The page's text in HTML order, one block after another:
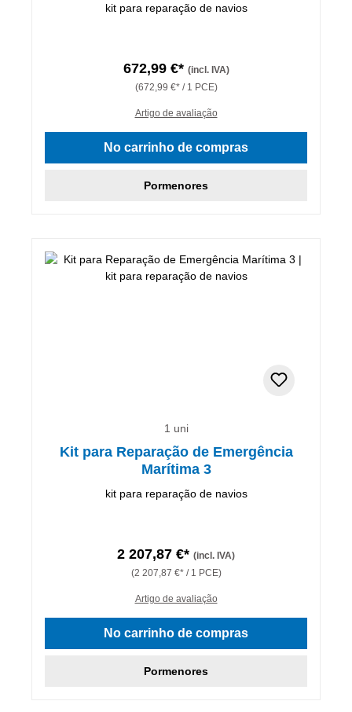
kit para reparação de navios
672,99 €* (incl. IVA)
(672,99 €* / 1 PCE)
Artigo de avaliação
No carrinho de compras
Pormenores
1 uni
Kit para Reparação de Emergência
Marítima 3
kit para reparação de navios
2 207,87 €* (incl. IVA)
(2 207,87 €* / 1 PCE)
Artigo de avaliação
No carrinho de compras
Pormenores